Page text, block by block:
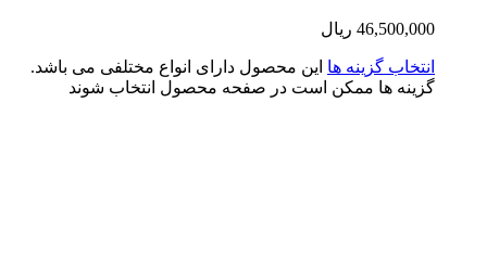
ریال
گزینه ها این محصول دارای انواع مختلفی می باشد.
ها ممکن است در صفحه محصول انتخاب شوند